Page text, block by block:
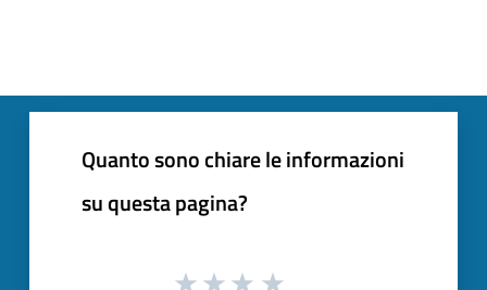
Quanto sono chiare le informazioni
su questa pagina?